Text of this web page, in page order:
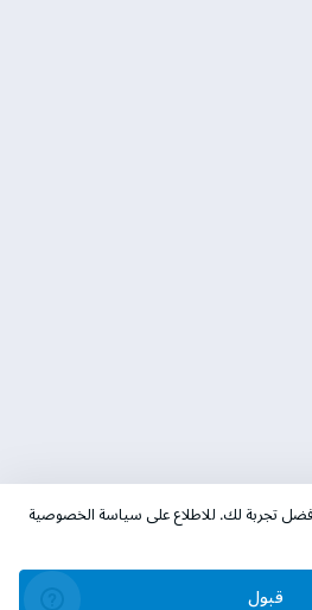
تجربة لك. للاطلاع على سياسة الخصوصية
قبول